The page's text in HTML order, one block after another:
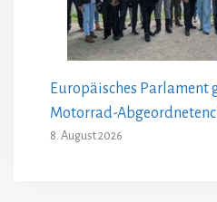
Europäisches Parlament
Motorrad-
8. August 2026